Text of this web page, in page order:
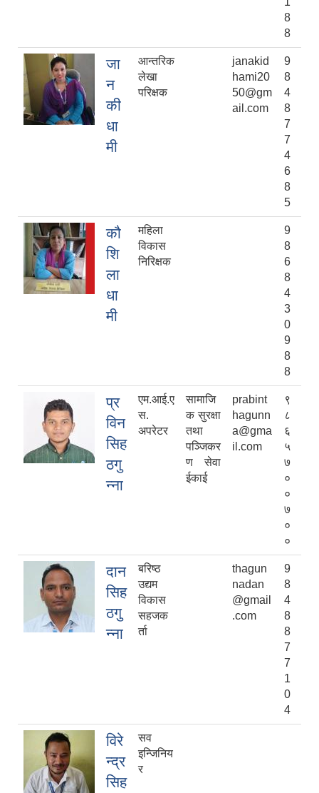
8
8
जा
न
की
धा
मी
आन्तरिक
लेखा
परिक्षक
janakid
hami20
50@gm
ail.com
9
8
4
8
7
7
4
6
8
5
कौ
शि
ला
धा
मी
महिला
विकास
निरिक्षक
9
8
6
8
4
3
0
9
8
8
प्र
विन
सिह
ठगु
न्ना
एम.आई.ए
स.
अपरेटर
सामाजि
क सुरक्षा
तथा
पञ्जिकर
ण सेवा
ईकाई
prabint
hagunn
a@gma
il.com
९
८
६
५
७
०
०
७
०
०
दान
सिह
ठगु
न्ना
बरिष्ठ
उद्यम
विकास
सहजक
र्ता
thagun
nadan
@gmail
.com
9
8
4
8
8
7
7
1
0
4
विरे
न्द्र
सिह
सव
इन्जिनिय
र